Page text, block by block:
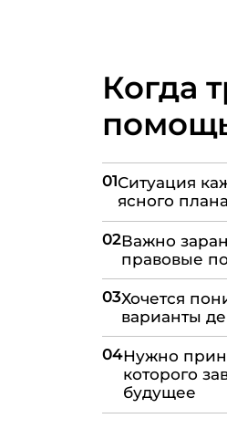
Когда
01Ситуация
ясного плана
02Важно
правовые
03Хочется
варианты
04Нужно
которого
будущее